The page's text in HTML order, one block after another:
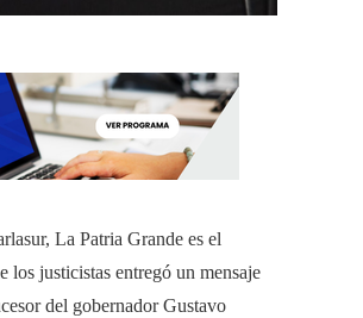
La Patria Grande es el
justicistas entregó un mensaje
del gobernador Gustavo